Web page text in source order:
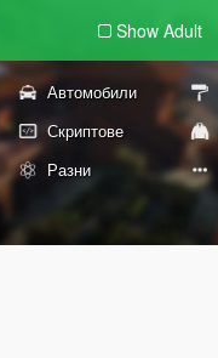
Show Adult
Автомобили
Скриптове
Разни